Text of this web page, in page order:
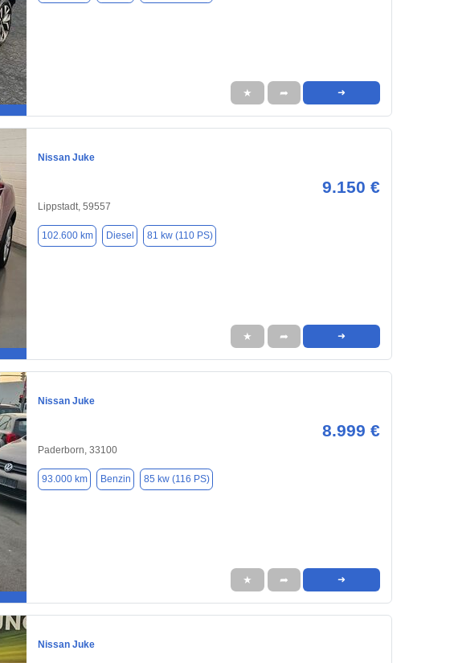
★ ➦ ➜
Nissan Juke
9.150 €
Lippstadt, 59557
102.600 km Diesel 81 kw (110 PS)
★ ➦ ➜
Nissan Juke
8.999 €
Paderborn, 33100
93.000 km Benzin 85 kw (116 PS)
★ ➦ ➜
Nissan Juke